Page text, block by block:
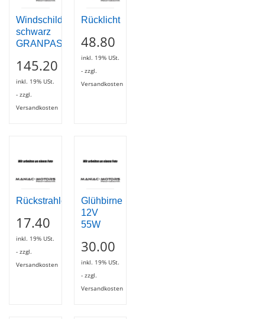
Windschildhalter
schwarz
GRANPASSO
145.20
inkl. 19% USt.
- zzgl.
Versandkosten
Rücklicht
48.80
inkl. 19% USt.
- zzgl.
Versandkosten
Rückstrahler
17.40
inkl. 19% USt.
- zzgl.
Versandkosten
Glühbirne
12V
55W
30.00
inkl. 19% USt.
- zzgl.
Versandkosten